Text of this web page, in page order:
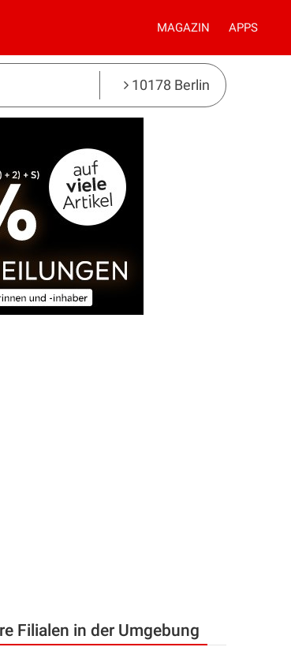
MAGAZIN APPS
10178 Berlin
Filialen in der Umgebung